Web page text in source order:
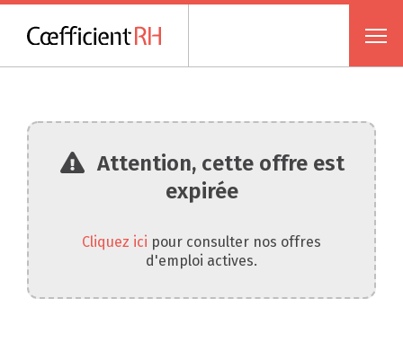
Attention, cette offre est
expirée
Cliquez ici pour consulter nos offres
d'emploi actives.